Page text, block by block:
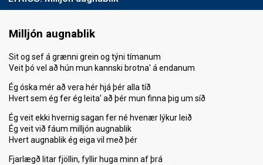
Milljón augnablik
Sit og sef á grænni grein og týni tímanum
Veit þó vel að hún mun kannski brotna' á endanum
Ég óska mér að vera hér hjá þér alla tíð
Hvert sem ég fer ég leita' að þér mun finna þig um síð
Ég veit ekki hvernig sagan fer né hvenær lýkur leið
Ég veit við fáum milljón augnablik
Hvert augnablik ég eiga vil með þér
Fjarlægð litar fjöllin, fyllir huga minn af þrá